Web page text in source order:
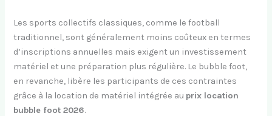
Les sports collectifs classiques, comme le football
traditionnel, sont généralement moins coûteux en termes
d’inscriptions annuelles mais exigent un investissement
matériel et une préparation plus régulière. Le bubble foot,
en revanche, libère les participants de ces contraintes
grâce à la location de matériel intégrée au prix location
bubble foot 2026.